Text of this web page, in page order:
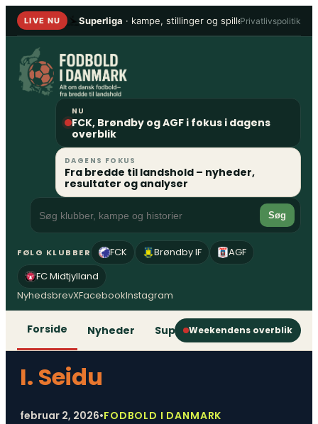
Spring
LIVE NU Superliga · kampe, stillinger og spillere• 1. Division
Privatlivspolitik
NU
FCK, Brøndby og AGF i fokus i dagens
overblik
DAGENS FOKUS
Fra bredde til landshold – nyheder,
resultater og analyser
Søg
FØLG KLUBBER FCK Brøndby IF
AGF
FC Midtjylland
NyhedsbrevXFacebookInstagram
Forside Nyheder Superliga 1. Division 2.
Weekendens overblik
I. Seidu
februar 2, 2026•FODBOLD I DANMARK